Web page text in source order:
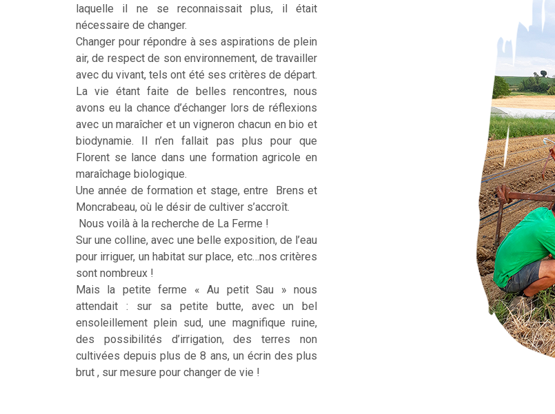
laquelle il ne se reconnaissait plus, il était
nécessaire de changer.
Changer pour répondre à ses aspirations de plein
air, de respect de son environnement, de travailler
avec du vivant, tels ont été ses critères de départ.
La vie étant faite de belles rencontres, nous
avons eu la chance d’échanger lors de réflexions
avec un maraîcher et un vigneron chacun en bio et
biodynamie. Il n’en fallait pas plus pour que
Florent se lance dans une formation agricole en
maraîchage biologique.
Une année de formation et stage, entre Brens et
Moncrabeau, où le désir de cultiver s’accroît.
Nous voilà à la recherche de La Ferme !
Sur une colline, avec une belle exposition, de l’eau
pour irriguer, un habitat sur place, etc…nos critères
sont nombreux !
Mais la petite ferme « Au petit Sau » nous
attendait : sur sa petite butte, avec un bel
ensoleillement plein sud, une magnifique ruine,
des possibilités d’irrigation, des terres non
cultivées depuis plus de 8 ans, un écrin des plus
brut , sur mesure pour changer de vie !